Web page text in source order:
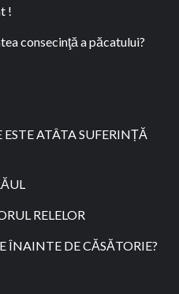
!
consecinţă a păcatului?
ATÂTA SUFERINȚĂ
RELELOR
ÎNAINTE DE CĂSĂTORIE?